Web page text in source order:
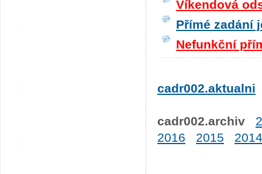
Víkendová
Přímé zadání
Nefunkční
cadr002.aktualni
cadr002.archiv
2016
2015 2014